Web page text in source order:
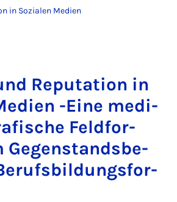
in Sozialen Medien
Re­pu­ta­ti­on in
-Ei­ne me­di­
Feld­for­
Ge­gen­stands­be­